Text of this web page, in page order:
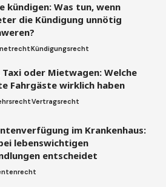
kündigen: Was tun, wenn
die Kündigung unnötig
Kündigungsrecht
Taxi oder Mietwagen: Welche
Fahrgäste wirklich haben
Vertragsrecht
im Krankenhaus:
lebenswichtigen
entscheidet